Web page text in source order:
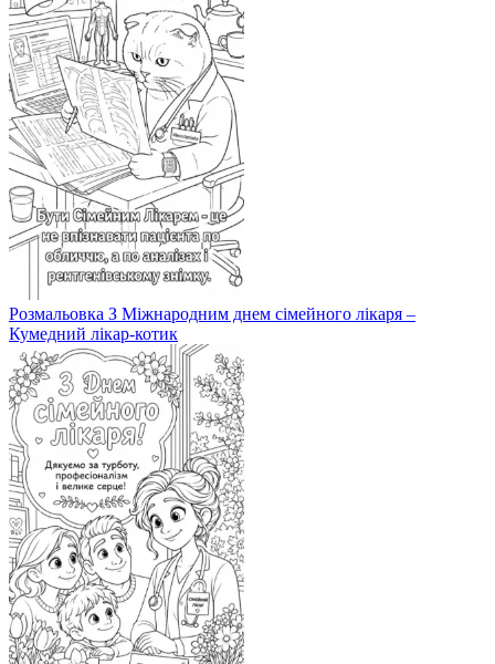
Розмальовка З Міжнародним днем сімейного лікаря –
Кумедний лікар-котик